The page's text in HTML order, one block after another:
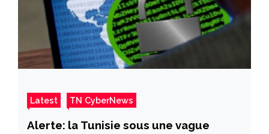
Latest TN CyberNews
Alerte: la Tunisie sous une vague